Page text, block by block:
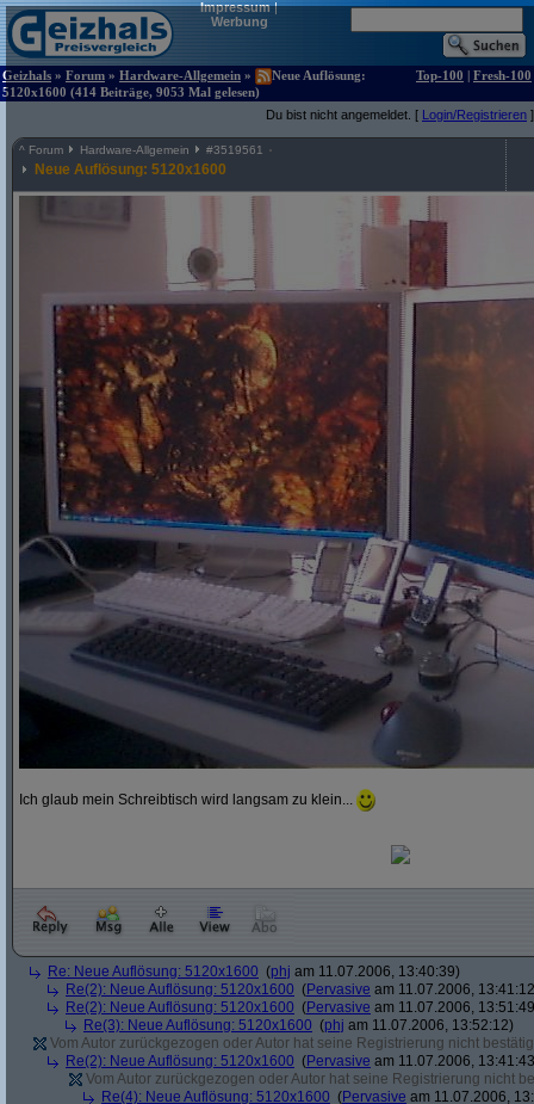
Impressum|
Werbung
Geizhals » Forum » Hardware-Allgemein »
Neue Auflösung:
5120x1600 (414 Beiträge, 9053 Mal gelesen)
Top-100 | Fresh-100
Du bist nicht angemeldet. [ Login/Registrieren ]
^ Forum Hardware-Allgemein #3519561
Neue Auflösung: 5120x1600
Ich glaub mein Schreibtisch wird langsam zu klein...
Re: Neue Auflösung: 5120x1600 (phj am 11.07.2006, 13:40:39)
Re(2): Neue Auflösung: 5120x1600 (Pervasive am 11.07.2006,
Re(2): Neue Auflösung: 5120x1600 (Pervasive am 11.07.2006,
Re(3): Neue Auflösung: 5120x1600 (phj am 11.07.2006, 13:52:12)
Vom Autor zurückgezogen oder Autor hat seine Registrierung nicht
Re(2): Neue Auflösung: 5120x1600 (Pervasive am 11.07.2006,
Vom Autor zurückgezogen oder Autor hat seine Registrierung nicht
Re(4): Neue Auflösung: 5120x1600 (Pervasive am 11.07.2006,